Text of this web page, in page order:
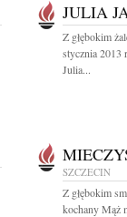
JULIA
Z głębokim
stycznia 2013
Julia...
SZCZECIN
Z głębokim
kochany Mąż